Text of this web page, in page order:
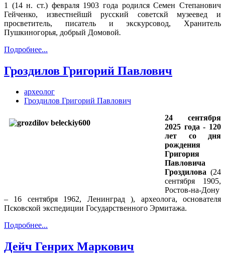
1 (14 н. ст.) февраля 1903 года родился Семен Степанович
Гейченко, известнейшй русский советскй музеевед и
просветитель, писатель и экскурсовод, Хранитель
Пушкиногорья, добрый Домовой.
Подробнее...
Гроздилов Григорий Павлович
археолог
Гроздилов Григорий Павлович
24 сентября
2025 года - 120
лет со дня
рождения
Григория
Павловича
Гроздилова (24
сентября 1905,
Ростов-на-Дону
– 16 сентября 1962, Ленинград ), археолога, основателя
Псковской экспедиции Государственного Эрмитажа.
Подробнее...
Дейч Генрих Маркович